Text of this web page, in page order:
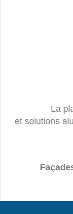
La
et solutions